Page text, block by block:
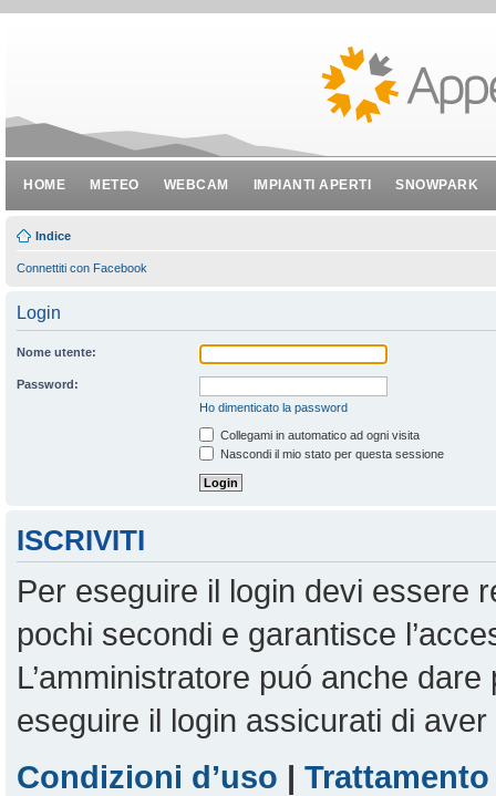
HOME METEO WEBCAM IMPIANTI APERTI SNOWPARK
Indice
Connettiti con Facebook
Login
Nome utente:
Password:
Ho dimenticato la password
Collegami in automatico ad ogni visita
Nascondi il mio stato per questa sessione
ISCRIVITI
Per eseguire il login devi essere
pochi secondi e garantisce
L’amministratore puó anche
eseguire il login assicurati di
Condizioni d’uso |